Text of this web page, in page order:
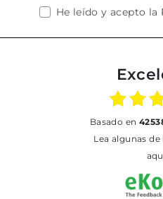
He leído y acepto la
basado en
Lea algunas de las opiniones